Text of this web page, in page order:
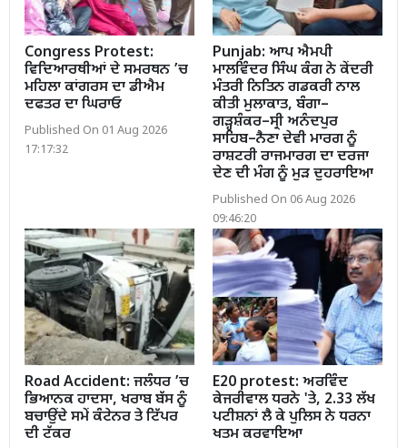
Congress Protest:
ਵਿਦਿਆਰਥੀਆਂ ਦੇ ਸਮਰਥਨ ’ਚ
ਮਹਿਲਾ ਕਾਂਗਰਸ ਦਾ ਡੀਐਮ
ਦਫਤਰ ਦਾ ਘਿਰਾਓ
Published On 01 Aug 2026
17:17:32
Punjab: ਆਪ ਐਮਪੀ
ਮਾਲਵਿੰਦਰ ਸਿੰਘ ਕੰਗ ਨੇ ਕੇਂਦਰੀ
ਮੰਤਰੀ ਨਿਤਿਨ ਗਡਕਰੀ ਨਾਲ
ਕੀਤੀ ਮੁਲਾਕਾਤ, ਬੰਗਾ–
ਗੜ੍ਹਸ਼ੰਕਰ–ਸ੍ਰੀ ਅਨੰਦਪੁਰ
ਸਾਹਿਬ–ਨੈਣਾ ਦੇਵੀ ਮਾਰਗ ਨੂੰ
ਰਾਸ਼ਟਰੀ ਰਾਜਮਾਰਗ ਦਾ ਦਰਜਾ
ਦੇਣ ਦੀ ਮੰਗ ਨੂੰ ਮੁੜ ਦੁਹਰਾਇਆ
Published On 06 Aug 2026
09:46:20
Road Accident: ਜਲੰਧਰ ’ਚ
ਭਿਆਨਕ ਹਾਦਸਾ, ਖਰਾਬ ਬੱਸ ਨੂੰ
ਬਚਾਉਂਦੇ ਸਮੇਂ ਕੰਟੇਨਰ ਤੇ ਟਿੱਪਰ
ਦੀ ਟੱਕਰ
E20 protest: ਅਰਵਿੰਦ
ਕੇਜਰੀਵਾਲ ਧਰਨੇ 'ਤੇ, 2.33 ਲੱਖ
ਪਟੀਸ਼ਨਾਂ ਲੈ ਕੇ ਪੁਲਿਸ ਨੇ ਧਰਨਾ
ਖਤਮ ਕਰਵਾਇਆ